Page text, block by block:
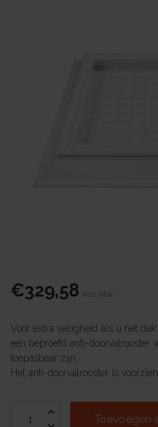
€329,58 Incl. btw
Voor extra veiligheid als u het
een beproefd anti-doorvalrooster
toepasbaar zijn.
Het anti-doorvalrooster is
Toevoegen